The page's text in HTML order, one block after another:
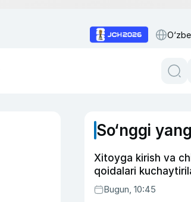
So‘nggi
Xitoyga kirish va
qoidalari
Bugun, 10:45